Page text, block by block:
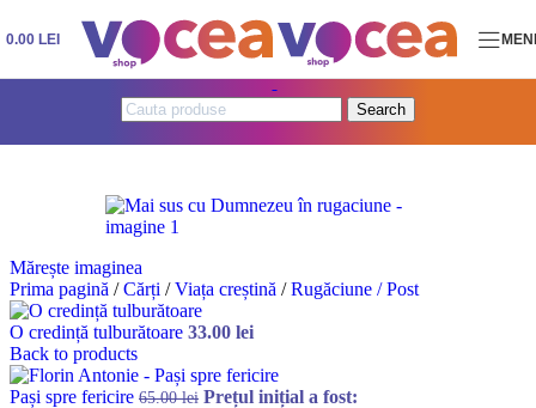
Skip to navigationSkip to main content
0.00 LEI
Search
Mărește imaginea
Prima pagină / Cărți / Viața creștină / Rugăciune / Post
O credință tulburătoare 33.00 lei
Back to products
Pași spre fericire 65.00lei Prețul inițial a fost: